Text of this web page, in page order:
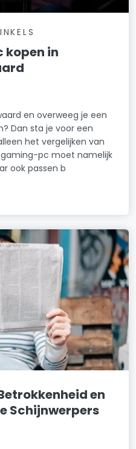
kopen in
en overweeg je een
Dan sta je voor een
het vergelijken van
pc moet namelijk
ook passen b
en
Schijnwerpers